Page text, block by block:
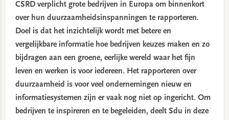
CSRD verplicht grote bedrijven in Europa om binnenkort
over hun duurzaamheidsinspanningen te rapporteren.
Doel is dat het inzichtelijk wordt met betere en
vergelijkbare informatie hoe bedrijven keuzes maken en zo
bijdragen aan een groene, eerlijke wereld waar het fijn
leven en werken is voor iedereen. Het rapporteren over
duurzaamheid is voor veel ondernemingen nieuw en
informatiesystemen zijn er vaak nog niet op ingericht. Om
bedrijven te inspireren en te begeleiden, deelt Sdu in deze